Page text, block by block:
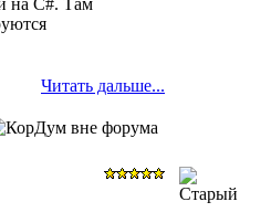
на C#. Там
Читать дальше...